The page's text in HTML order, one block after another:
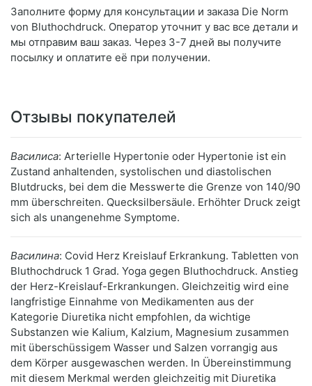
Заполните форму для консультации и заказа Die Norm
von Bluthochdruck. Оператор уточнит у вас все детали и
мы отправим ваш заказ. Через 3-7 дней вы получите
посылку и оплатите её при получении.
Отзывы покупателей
Василиса: Arterielle Hypertonie oder Hypertonie ist ein
Zustand anhaltenden, systolischen und diastolischen
Blutdrucks, bei dem die Messwerte die Grenze von 140/90
mm überschreiten. Quecksilbersäule. Erhöhter Druck zeigt
sich als unangenehme Symptome.
Василина: Covid Herz Kreislauf Erkrankung. Tabletten von
Bluthochdruck 1 Grad. Yoga gegen Bluthochdruck. Anstieg
der Herz-Kreislauf-Erkrankungen. Gleichzeitig wird eine
langfristige Einnahme von Medikamenten aus der
Kategorie Diuretika nicht empfohlen, da wichtige
Substanzen wie Kalium, Kalzium, Magnesium zusammen
mit überschüssigem Wasser und Salzen vorrangig aus
dem Körper ausgewaschen werden. In Übereinstimmung
mit diesem Merkmal werden gleichzeitig mit Diuretika